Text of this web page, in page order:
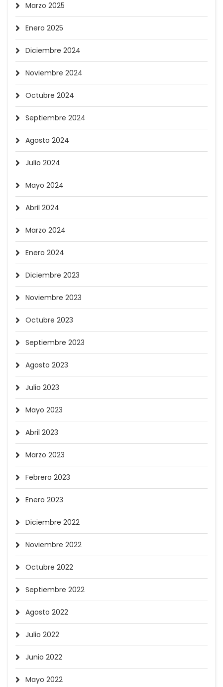
Marzo 2025
Enero 2025
Diciembre 2024
Noviembre 2024
Octubre 2024
Septiembre 2024
Agosto 2024
Julio 2024
Mayo 2024
Abril 2024
Marzo 2024
Enero 2024
Diciembre 2023
Noviembre 2023
Octubre 2023
Septiembre 2023
Agosto 2023
Julio 2023
Mayo 2023
Abril 2023
Marzo 2023
Febrero 2023
Enero 2023
Diciembre 2022
Noviembre 2022
Octubre 2022
Septiembre 2022
Agosto 2022
Julio 2022
Junio 2022
Mayo 2022